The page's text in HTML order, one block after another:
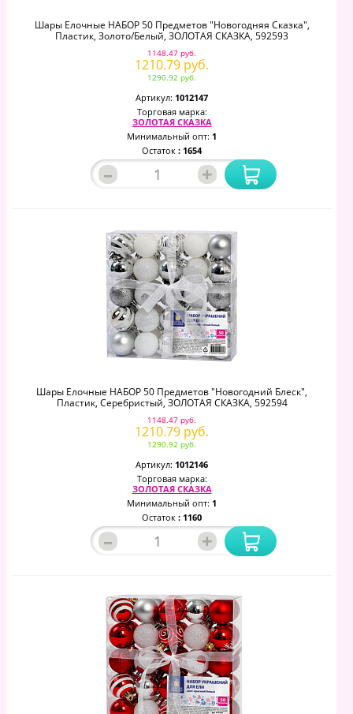
Шары Елочные НАБОР 50 Предметов "Новогодняя Сказка",
Пластик, Золото/белый, ЗОЛОТАЯ СКАЗКА, 592593
1148.47 руб.
1210.79 руб.
1290.92 руб.
Артикул: 1012147
Торговая марка:
ЗОЛОТАЯ СКАЗКА
Минимальный опт: 1
Остаток : 1654
– +
Шары Елочные НАБОР 50 Предметов "Новогодний Блеск",
Пластик, Серебристый, ЗОЛОТАЯ СКАЗКА, 592594
1148.47 руб.
1210.79 руб.
1290.92 руб.
Артикул: 1012146
Торговая марка:
ЗОЛОТАЯ СКАЗКА
Минимальный опт: 1
Остаток : 1160
– +